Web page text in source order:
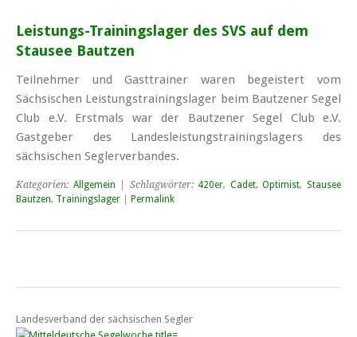
Leistungs-Trainingslager des SVS auf dem
Stausee Bautzen
Teilnehmer und Gasttrainer waren begeistert vom
Sächsischen Leistungstrainingslager beim Bautzener Segel
Club e.V. Erstmals war der Bautzener Segel Club e.V.
Gastgeber des Landes­leistungs­trainings­lagers des
sächsischen Segler­verbandes.
Kategorien: Allgemein | Schlagwörter: 420er, Cadet,Optimist,Stausee
Bautzen, Trainingslager Permalink
Landesverband der sächsischen Segler